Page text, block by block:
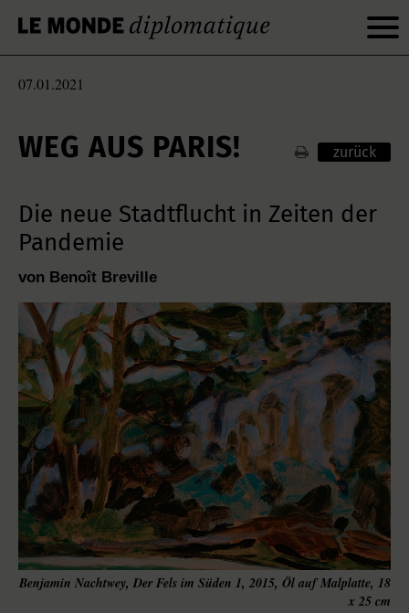
07.01.2021
WEG AUS PARIS! zurück
Die neue Stadtflucht in Zeiten der
Pandemie
von Benoît Breville
Benjamin Nachtwey, Der Fels im Süden 1, 2015, Öl auf Malplatte, 18
x 25 cm